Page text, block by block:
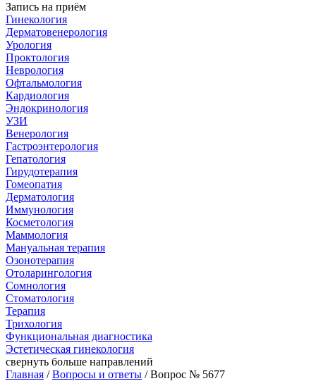
Запись на приём
Гинекология
Дерматовенерология
Урология
Проктология
Неврология
Офтальмология
Кардиология
Эндокринология
УЗИ
Венерология
Гастроэнтерология
Гепатология
Гирудотерапия
Гомеопатия
Дерматология
Иммунология
Косметология
Маммология
Мануальная терапия
Озонотерапия
Отоларингология
Сомнология
Стоматология
Терапия
Трихология
Функциональная диагностика
Эстетическая гинекология
свернуть больше направлений
Главная /Вопросы и ответы / Вопрос № 5677